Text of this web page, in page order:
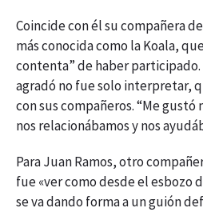
Coincide con él su compañera
más conocida como la Koala,
contenta” de haber participado.
agradó no fue solo interpretar,
con sus compañeros. “Me
nos relacionábamos y nos
Para Juan Ramos, otro
fue «ver como desde el esbozo
se va dando forma a un guión